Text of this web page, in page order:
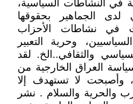
في النشاطات السياسية،
الجماهير بحقوقها
في نشاطات الأحزاب
وحرية التعبير
والثقافي..الخ. لقد
ثورة 14 تموز 1958 سياسة العراق الخارجية من
لا تستهدف إلا
والحرية والسلام . نشر